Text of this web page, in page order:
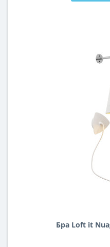
Бра Loft it